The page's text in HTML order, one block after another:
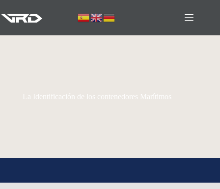
La Identificación de los contenedores Marítimos